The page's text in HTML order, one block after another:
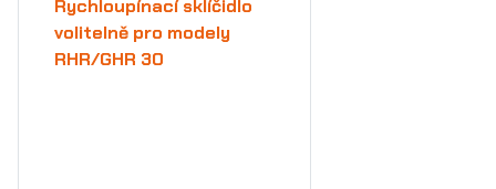
Rychloupínací sklíčidlo
volitelně pro modely
RHR/GHR 30